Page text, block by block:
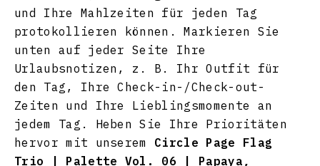
und Ihre Mahlzeiten für jeden Tag
protokollieren können. Markieren Sie
unten auf jeder Seite Ihre
Urlaubsnotizen, z. B. Ihr Outfit für
den Tag, Ihre Check-in-/Check-out-
Zeiten und Ihre Lieblingsmomente an
jedem Tag. Heben Sie Ihre Prioritäten
hervor mit unserem Circle Page Flag
Trio | Palette Vol. 06 |
Papaya,